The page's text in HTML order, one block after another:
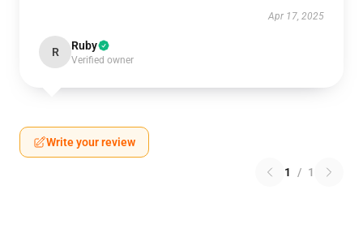
Apr 17, 2025
R Ruby
Verified owner
Write your review
1 / 1